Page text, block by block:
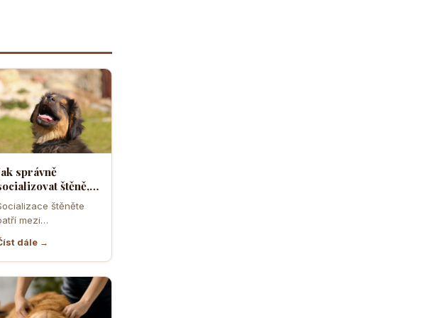
správně
štěně,
z něj vyrostl
a
pes
štěněte
mezi
měsíců života.
v tomto období
dále →